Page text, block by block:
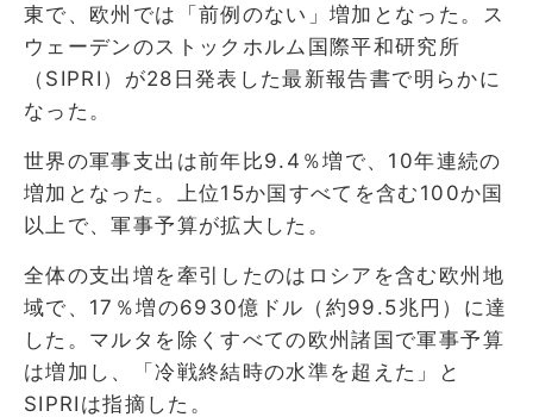
東で、欧州では「前例のない」増加となった。ス
ウェーデンのストックホルム国際平和研究所
（SIPRI）が28日発表した最新報告書で明らかに
なった。
世界の軍事支出は前年比9.4％増で、10年連続の
増加となった。上位15か国すべてを含む100か国
以上で、軍事予算が拡大した。
全体の支出増を牽引したのはロシアを含む欧州地
域で、17％増の6930億ドル（約99.5兆円）に達
した。マルタを除くすべての欧州諸国で軍事予算
は増加し、「冷戦終結時の水準を超えた」と
SIPRIは指摘した。